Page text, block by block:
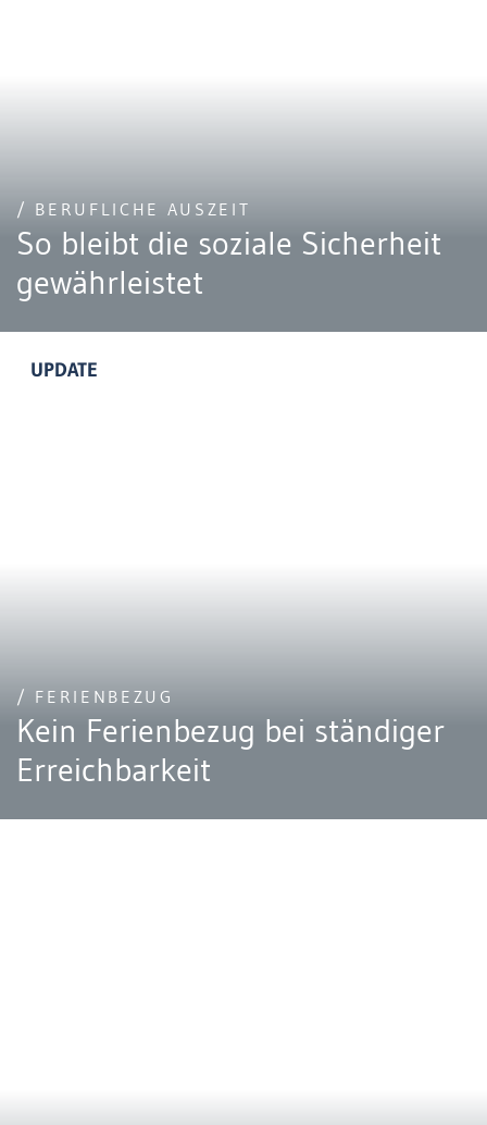
/ BERUFLICHE AUSZEIT
So bleibt die soziale Sicherheit
gewährleistet
UPDATE
/ FERIENBEZUG
Kein Ferienbezug bei ständiger
Erreichbarkeit